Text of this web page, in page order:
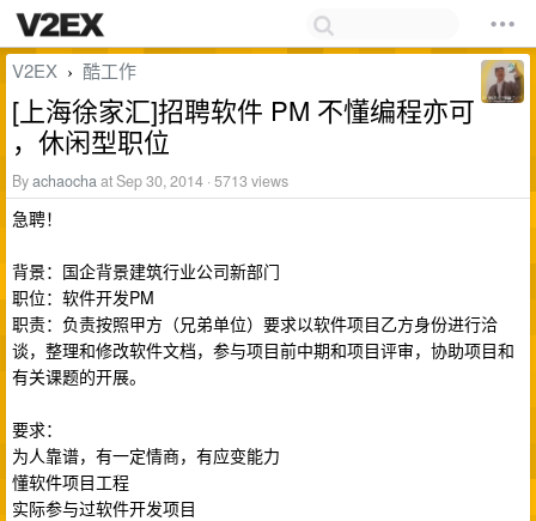
V2EX › 酷工作
[上海徐家汇]招聘软件 PM 不懂编程亦可
，休闲型职位
Byachaochaat Sep 30, 2014 · 5713 views
急聘！
背景：国企背景建筑行业公司新部门
职位：软件开发PM
职责：负责按照甲方（兄弟单位）要求以软件项目乙方身份进行洽
谈，整理和修改软件文档，参与项目前中期和项目评审，协助项目和
有关课题的开展。
要求：
为人靠谱，有一定情商，有应变能力
懂软件项目工程
​实际参与过软件开发项目